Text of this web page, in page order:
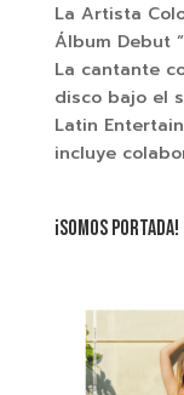
La Artista
Álbum Debut
La cantante
disco bajo el
Latin
incluye
¡SOMOS PORTADA!